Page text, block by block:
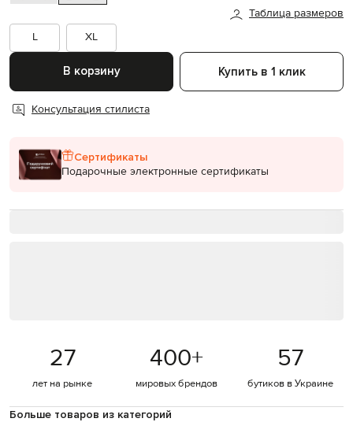
Таблица размеров
L
XL
В корзину Купить в 1 клик
Консультация стилиста
Сертификаты
Подарочные электронные сертификаты
27
лет на рынке
400+
мировых брендов
57
бутиков в Украине
Больше товаров из категорий